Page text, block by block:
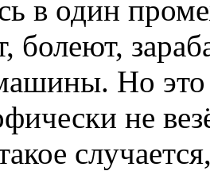
в один
болеют,
Но это
не